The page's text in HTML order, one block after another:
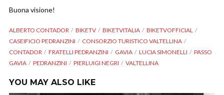
Buona visione!
ALBERTO CONTADOR BIKETV BIKETVITALIA
BIKETVOFFICIAL
CASEIFICIO PEDRANZINI
CONSORZIO TURISTICO VALTELLINA
CONTADOR
FRATELLI PEDRANZINI GAVIA LUCIA SIMONELLI
PASSO
GAVIA
PEDRANZINI PIERLUIGI NEGRI VALTELLINA
YOU MAY ALSO LIKE